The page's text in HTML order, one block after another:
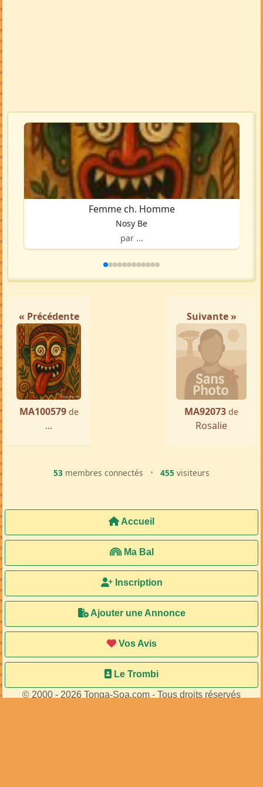
Femme ch. Homme
Nosy Be
par ...
« Précédente
MA100579 de
...
Suivante »
MA92073 de
Rosalie
53 membres connectés • 455 visiteurs
Accueil
Ma Bal
Inscription
Ajouter une Annonce
Vos Avis
Le Trombi
© 2000 - 2026 Tonga-Soa.com - Tous droits réservés